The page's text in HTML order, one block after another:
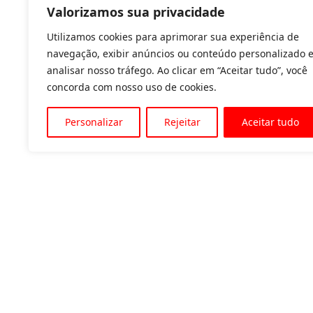
Valorizamos sua privacidade
Utilizamos cookies para aprimorar sua experiência de
navegação, exibir anúncios ou conteúdo personalizado e
analisar nosso tráfego. Ao clicar em “Aceitar tudo”, você
concorda com nosso uso de cookies.
Personalizar Rejeitar Aceitar tudo